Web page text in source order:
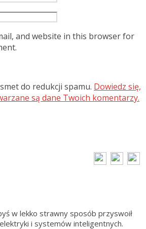
and website in this browser for
do redukcji spamu. Dowiedz się,
są dane Twoich komentarzy.
w lekko strawny sposób przyswoił
i systemów inteligentnych.